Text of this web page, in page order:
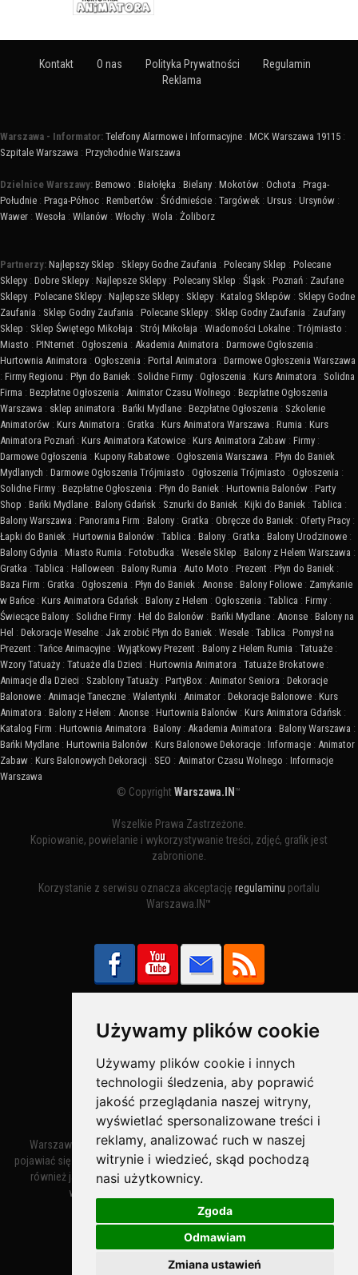
Używamy plików cookie
Używamy plików cookie i innych
technologii śledzenia, aby poprawić
jakość przeglądania naszej witryny,
wyświetlać spersonalizowane treści i
reklamy, analizować ruch w naszej
witrynie i wiedzieć, skąd pochodzą
nasi użytkownicy.
Zgoda
Odmawiam
Zmiana ustawień
Kontakt O nas Polityka Prywatności
Regulamin
Reklama
Warszawa - Informator: Telefony Alarmowe i Informacyjne : MCK Warszawa 19115 :
Szpitale Warszawa : Przychodnie Warszawa
Dzielnice Warszawy: Bemowo : Białołęka : Bielany : Mokotów : Ochota : Praga-
Południe : Praga-Północ : Rembertów : Śródmieście : Targówek : Ursus : Ursynów :
Wawer : Wesoła : Wilanów : Włochy : Wola : Żoliborz
Partnerzy: Najlepszy Sklep : Sklepy Godne Zaufania : Polecany Sklep : Polecane
Sklepy : Dobre Sklepy : Najlepsze Sklepy : Polecany Sklep : Śląsk : Poznań : Zaufane
Sklepy : Polecane Sklepy : Najlepsze Sklepy : Sklepy : Katalog Sklepów : Sklepy Godne
Zaufania : Sklep Godny Zaufania : Polecane Sklepy : Sklep Godny Zaufania : Zaufany
Sklep : Sklep Świętego Mikołaja : Strój Mikołaja : Wiadomości Lokalne : Trójmiasto :
Miasto : PINternet : Ogłoszenia : Akademia Animatora : Darmowe Ogłoszenia :
Hurtownia Animatora : Ogłoszenia : Portal Animatora : Darmowe Ogłoszenia Warszawa
: Firmy Regionu : Płyn do Baniek : Solidne Firmy : Ogłoszenia : Kurs Animatora : Solidna
Firma : Bezpłatne Ogłoszenia : Animator Czasu Wolnego : Bezpłatne Ogłoszenia
Warszawa : sklep animatora : Bańki Mydlane : Bezpłatne Ogłoszenia : Szkolenie
Animatorów : Kurs Animatora : Gratka : Kurs Animatora Warszawa : Rumia : Kurs
Animatora Poznań : Kurs Animatora Katowice : Kurs Animatora Zabaw : Firmy :
Darmowe Ogłoszenia : Kupony Rabatowe : Ogłoszenia Warszawa : Płyn do Baniek
Mydlanych : Darmowe Ogłoszenia Trójmiasto : Ogłoszenia Trójmiasto : Ogłoszenia :
Solidne Firmy : Bezpłatne Ogłoszenia : Płyn do Baniek : Hurtownia Balonów : Party
Shop : Bańki Mydlane : Balony Gdańsk : Sznurki do Baniek : Kijki do Baniek : Tablica :
Balony Warszawa : Panorama Firm : Balony : Gratka : Obręcze do Baniek : Oferty Pracy :
Łapki do Baniek : Hurtownia Balonów : Tablica : Balony : Gratka : Balony Urodzinowe :
Balony Gdynia : Miasto Rumia : Fotobudka : Wesele Sklep : Balony z Helem Warszawa :
Gratka : Tablica : Halloween : Balony Rumia : Auto Moto : Prezent : Płyn do Baniek :
Baza Firm : Gratka : Ogłoszenia : Płyn do Baniek : Anonse : Balony Foliowe : Zamykanie
w Bańce : Kurs Animatora Gdańsk : Balony z Helem : Ogłoszenia : Tablica : Firmy :
Świecące Balony : Solidne Firmy : Hel do Balonów : Bańki Mydlane : Anonse : Balony na
Hel : Dekoracje Weselne : Jak zrobić Płyn do Baniek : Wesele : Tablica : Pomysł na
Prezent : Tańce Animacyjne : Wyjątkowy Prezent : Balony z Helem Rumia : Tatuaże :
Wzory Tatuaży : Tatuaże dla Dzieci : Hurtownia Animatora : Tatuaże Brokatowe :
Animacje dla Dzieci : Szablony Tatuaży : PartyBox : Animator Seniora : Dekoracje
Balonowe : Animacje Taneczne : Walentynki : Animator : Dekoracje Balonowe : Kurs
Animatora : Balony z Helem : Anonse : Hurtownia Balonów : Kurs Animatora Gdańsk :
Katalog Firm : Hurtownia Animatora : Balony : Akademia Animatora : Balony Warszawa :
Bańki Mydlane : Hurtownia Balonów : Kurs Balonowe Dekoracje : Informacje : Animator
Zabaw : Kurs Balonowych Dekoracji : SEO : Animator Czasu Wolnego : Informacje
Warszawa
© CopyrightWarszawa.IN ™
Wszelkie Prawa Zastrzeżone.
Kopiowanie, powielanie i wykorzystywanie treści, zdjęć, grafik jest
zabronione.
Korzystanie z serwisu oznacza akceptację regulaminu portalu
Warszawa.IN™
Bezpieczne Płatności obsługuje:
Warszawa – miasto stołeczne Warszawa. Nazwa miasta zaczęła
pojawiać się w dokumentach w XIV wieku jako Warszewa, a od XV wieku
również jako Warszowa. Zmiana nazwy na Warszawa w XV wieku
wynikała z mazowieckiej wymowy dialektycznej.